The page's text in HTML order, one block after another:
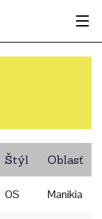
Štýl Oblasť
OS Manikia